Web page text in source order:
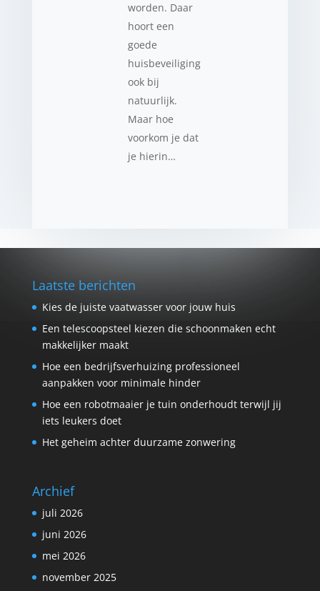
worden. Daar
hoort een
goede
huisbeveiliging
ook bij
natuurlijk.
Maar hoe
voorkom je dat
je hierin…
Laatste berichten
Kies de juiste vaatwasser voor jouw huis
Een telescoopsteel kiezen die schoonmaken echt
makkelijker maakt
Hoe een bedrijfsverhuizing professioneel
aanpakken voor minimale hinder
Hoe een robotmaaier je tuin onderhoudt terwijl jij
iets leukers doet
Het geheim achter duurzame zonwering
Archief
juli 2026
juni 2026
mei 2026
november 2025